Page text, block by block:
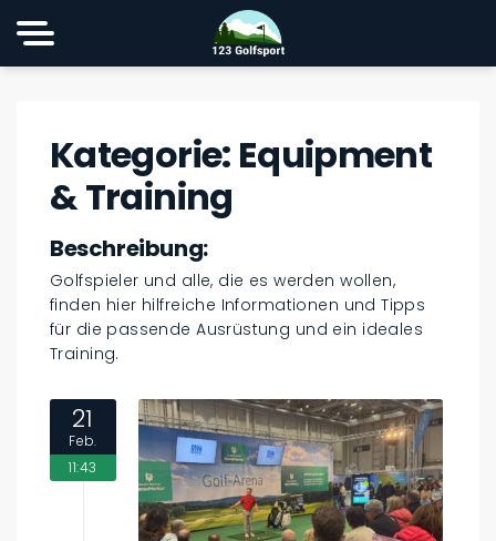
Kategorie: Equipment
& Training
Beschreibung:
Golfspieler und alle, die es werden wollen,
finden hier hilfreiche Informationen und Tipps
für die passende Ausrüstung und ein ideales
Training.
21
Feb.
11:43